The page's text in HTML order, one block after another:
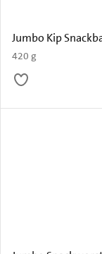
Jumbo Kip
420 g